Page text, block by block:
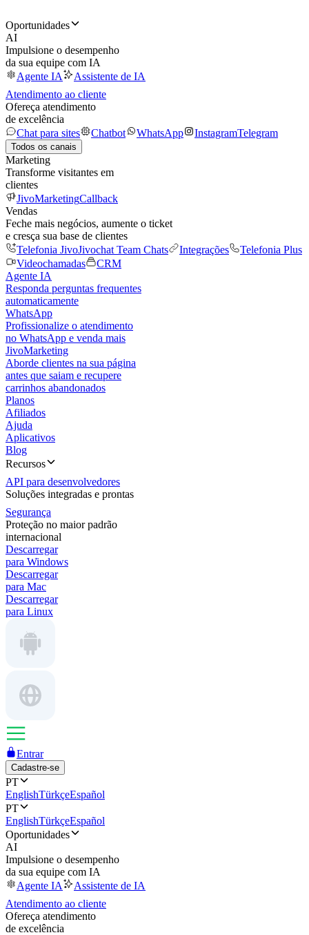
Oportunidades
AI
Impulsione o desempenho
da sua equipe com IA
Agente IA
Assistente de IA
Atendimento ao cliente
Ofereça atendimento
de excelência
Chat para sites
Chatbot WhatsApp InstagramTelegram
Todos os canais
Marketing
Transforme visitantes em
clientes
JivoMarketingCallback
Vendas
Feche mais negócios, aumente o ticket
e cresça sua base de clientes
Telefonia JivoJivochat Team Chats Integrações
Telefonia Plus
Videochamadas
CRM
Agente IA
Responda perguntas frequentes
automaticamente
WhatsApp
Profissionalize o atendimento
no WhatsApp e venda mais
JivoMarketing
Aborde clientes na sua página
antes que saiam e recupere
carrinhos abandonados
Planos
Afiliados
Ajuda
Aplicativos
Blog
Recursos
API para desenvolvedores
Soluções integradas e prontas
Segurança
Proteção no maior padrão
internacional
Descarregar
para Windows
Descarregar
para Mac
Descarregar
para Linux
Entrar
Cadastre-se
PT
EnglishTürkçeEspañol
PT
EnglishTürkçeEspañol
Oportunidades
AI
Impulsione o desempenho
da sua equipe com IA
Agente IA
Assistente de IA
Atendimento ao cliente
Ofereça atendimento
de excelência